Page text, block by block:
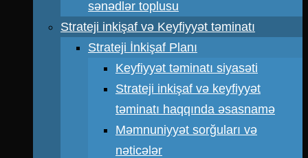
sənədlər toplusu
Strateji inkişaf və Keyfiyyət təminatı
Strateji İnkişaf Planı
Keyfiyyət təminatı siyasəti
Strateji inkişaf və keyfiyyət
təminatı haqqında əsasnamə
Məmnuniyyət sorğuları və
nəticələr